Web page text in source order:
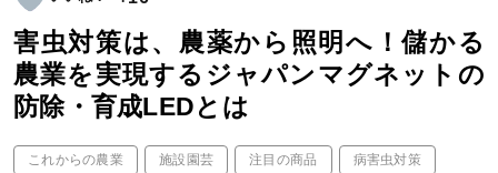
害虫対策は、農薬から照明へ！儲かる
農業を実現するジャパンマグネットの
防除・育成LEDとは
これからの農業 施設園芸 注目の商品 病害虫対策